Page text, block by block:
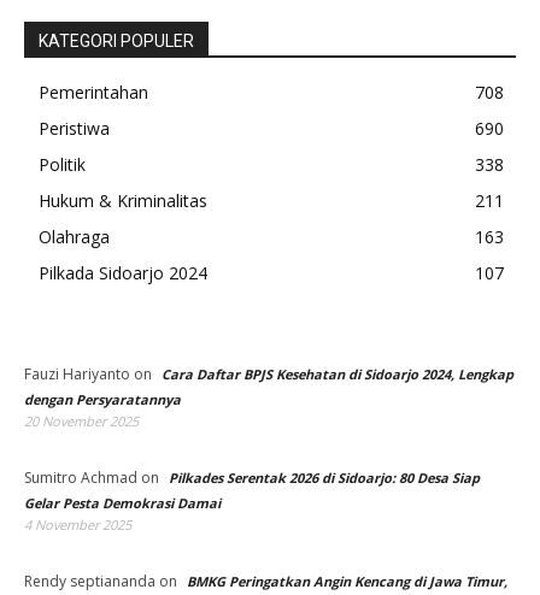
KATEGORI POPULER
Pemerintahan
708
Peristiwa
690
Politik
338
Hukum & Kriminalitas
211
Olahraga
163
Pilkada Sidoarjo 2024
107
Fauzi Hariyanto on
Cara Daftar BPJS Kesehatan di Sidoarjo 2024, Lengkap
dengan Persyaratannya
20 November 2025
Sumitro Achmad on
Pilkades Serentak 2026 di Sidoarjo: 80 Desa Siap
Gelar Pesta Demokrasi Damai
4 November 2025
Rendy septiananda on
BMKG Peringatkan Angin Kencang di Jawa Timur,